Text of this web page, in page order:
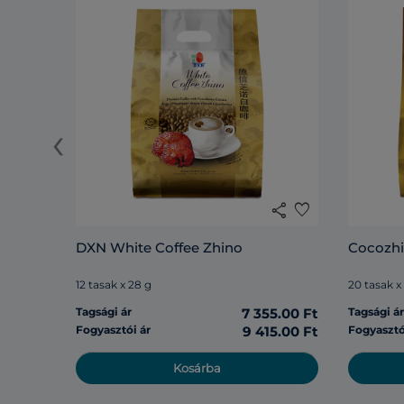
share favorite
DXN White Coffee Zhino
12 tasak x 28 g
Tagsági ár
7 355.00 Ft
Fogyasztói ár 9 415.00 Ft
Kosárba
Cocozhi
20 tasak x
Tagsági ár
‹